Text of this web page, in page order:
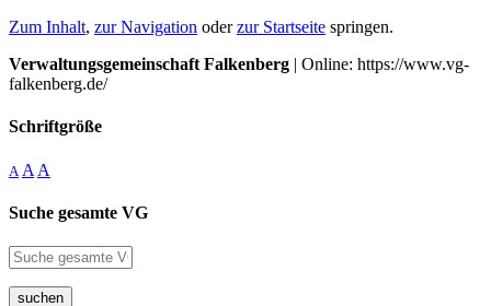
Zum Inhalt, zur Navigation oderzur Startseite springen.
Verwaltungsgemeinschaft Falkenberg | Online: https://www.vg-
falkenberg.de/
Schriftgröße
A A A
Suche gesamte VG
suchen